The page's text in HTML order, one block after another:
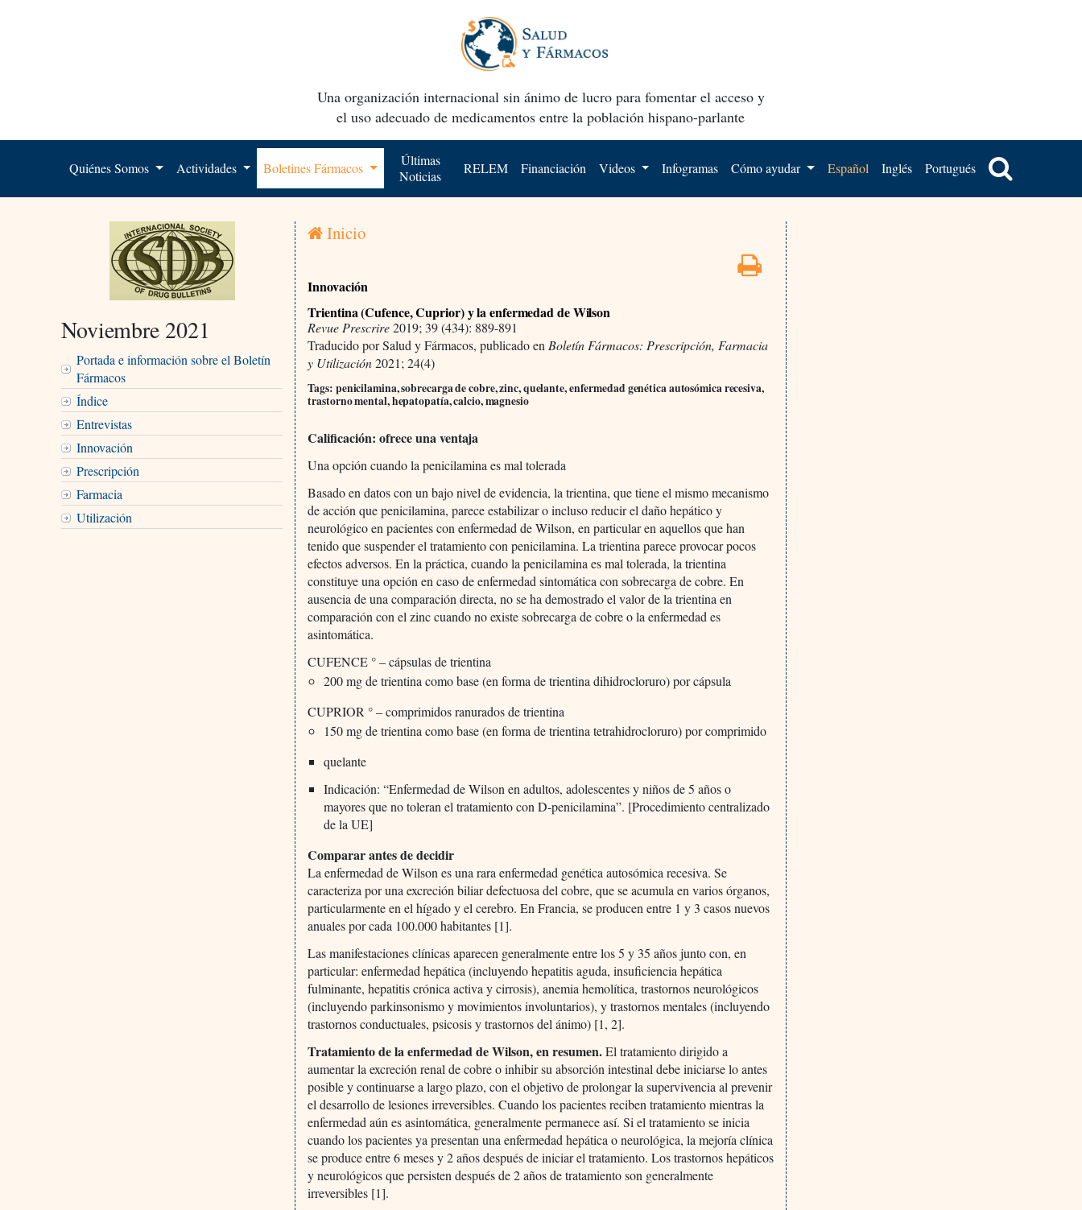
Una organización internacional sin ánimo de lucro para fomentar el acceso y
el uso adecuado de medicamentos entre la población hispano-parlante
Quiénes Somos Actividades Boletines Fármacos
Últimas
Noticias
RELEM Financiación Videos Infogramas Cómo ayudar Español Inglés Portugués
Noviembre 2021
Portada e información sobre el Boletín
Fármacos
Índice
Entrevistas
Innovación
Prescripción
Farmacia
Utilización
Inicio
Innovación
Trientina (Cufence, Cuprior) y la enfermedad de Wilson
Revue Prescrire2019; 39 (434): 889-891
Traducido por Salud y Fármacos, publicado enBoletín Fármacos: Prescripción, Farmacia
y Utilización2021; 24(4)
Tags: penicilamina, sobrecarga de cobre, zinc, quelante, enfermedad genética autosómica recesiva,
trastorno mental, hepatopatía, calcio, magnesio
Calificación: ofrece una ventaja
Una opción cuando la penicilamina es mal tolerada
Basado en datos con un bajo nivel de evidencia, la trientina, que tiene el mismo mecanismo
de acción que penicilamina, parece estabilizar o incluso reducir el daño hepático y
neurológico en pacientes con enfermedad de Wilson, en particular en aquellos que han
tenido que suspender el tratamiento con penicilamina. La trientina parece provocar pocos
efectos adversos. En la práctica, cuando la penicilamina es mal tolerada, la trientina
constituye una opción en caso de enfermedad sintomática con sobrecarga de cobre. En
ausencia de una comparación directa, no se ha demostrado el valor de la trientina en
comparación con el zinc cuando no existe sobrecarga de cobre o la enfermedad es
asintomática.
CUFENCE ° – cápsulas de trientina
200 mg de trientina como base (en forma de trientina dihidrocloruro) por cápsula
CUPRIOR ° – comprimidos ranurados de trientina
150 mg de trientina como base (en forma de trientina tetrahidrocloruro) por comprimido
quelante
Indicación: “Enfermedad de Wilson en adultos, adolescentes y niños de 5 años o
mayores que no toleran el tratamiento con D-penicilamina”. [Procedimiento centralizado
de la UE]
Comparar antes de decidir
La enfermedad de Wilson es una rara enfermedad genética autosómica recesiva. Se
caracteriza por una excreción biliar defectuosa del cobre, que se acumula en varios órganos,
particularmente en el hígado y el cerebro. En Francia, se producen entre 1 y 3 casos nuevos
anuales por cada 100.000 habitantes [1].
Las manifestaciones clínicas aparecen generalmente entre los 5 y 35 años junto con, en
particular: enfermedad hepática (incluyendo hepatitis aguda, insuficiencia hepática
fulminante, hepatitis crónica activa y cirrosis), anemia hemolítica, trastornos neurológicos
(incluyendo parkinsonismo y movimientos involuntarios), y trastornos mentales (incluyendo
trastornos conductuales, psicosis y trastornos del ánimo) [1, 2].
Tratamiento de la enfermedad de Wilson, en resumen.El tratamiento dirigido a
aumentar la excreción renal de cobre o inhibir su absorción intestinal debe iniciarse lo antes
posible y continuarse a largo plazo, con el objetivo de prolongar la supervivencia al prevenir
el desarrollo de lesiones irreversibles. Cuando los pacientes reciben tratamiento mientras la
enfermedad aún es asintomática, generalmente permanece así. Si el tratamiento se inicia
cuando los pacientes ya presentan una enfermedad hepática o neurológica, la mejoría clínica
se produce entre 6 meses y 2 años después de iniciar el tratamiento. Los trastornos hepáticos
y neurológicos que persisten después de 2 años de tratamiento son generalmente
irreversibles [1].